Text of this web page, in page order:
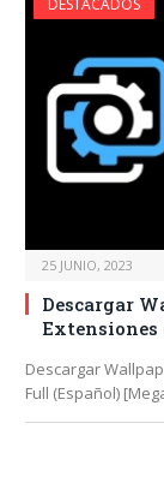
DESTACADOS
25 JUNIO, 2023
Descargar
Extensiones
Descargar
Full (Español)